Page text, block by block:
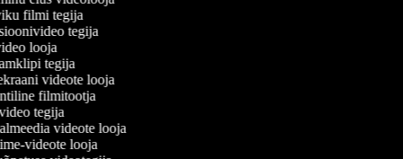
filmi tegija
tegija
looja
tegija
videote looja
filmitootja
tegija
videote looja
videote looja